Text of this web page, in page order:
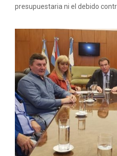
presupuestaria ni el debido